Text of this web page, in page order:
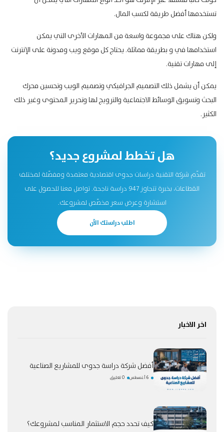
تستخدمها أفضل طريقة لكسب المال.
ولكن هناك على مجموعة واسعة من المهارات الأخرى التي يمكن
استخدامها في و بطريقة مماثلة. يحتاج كل موقع ويب ومدونة على الإنترنت
إلى مهارات تقنية.
يمكن أن يشمل ذلك التصميم الجرافيكي وتصميم الويب وتحسين محرك
البحث وتسويق الوسائط الاجتماعية والترويج لها وتحرير المحتوى وغير ذلك
الكثير.
هل تخطط لمشروع جديد؟
تقدّم شركة التقنية دراسات جدوى اقتصادية معتمدة ومفصّلة لمختلف
القطاعات، بخبرة تتجاوز 947 دراسة ناجحة. تواصل معنا للحصول على
استشارة وعرض سعر مخصّص لمشروعك.
اطلب دراستك الآن
اخر الاخبار
أفضل شركة دراسة جدوى للمشاريع الصناعية
6 أغسطس 0 تعليق
كيف تحدد حجم الاستثمار المناسب لمشروعك؟